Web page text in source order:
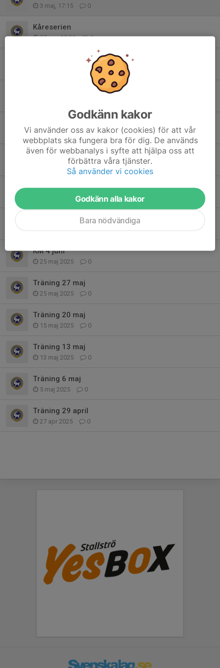
3 maj, 17:15 0
Kåreserien
27 apr, 19:30 0
1
27 mar, 09:22 1
Välkomna till 10-gruppen!
8 mar, 18:57 0
Avslutning den 30 september
19 sep 2025 0
Höststart 9-gruppen
KM 4 juni
25 maj 2025 0
Träning 27 maj
25 maj 2025 0
Träning 20 maj
15 maj 2025 0
Träning 13 maj
13 maj 2025 0
Träning 6 maj
5 maj 2025 0
Träning 29 april
27 apr 2025 0
Godkänn kakor
Vi använder oss av kakor (cookies) för att vår
webbplats ska fungera bra för dig. De används
även för webbanalys i syfte att hjälpa oss att
förbättra våra tjänster.
Så använder vi cookies
Godkänn alla kakor
Bara nödvändiga